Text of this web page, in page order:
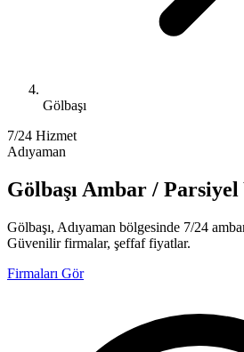
Gölbaşı
7/24 Hizmet
Adıyaman
Gölbaşı Ambar /
Gölbaşı, Adıyaman bölgesinde 7/24
Güvenilir firmalar, şeffaf fiyatlar.
Firmaları Gör